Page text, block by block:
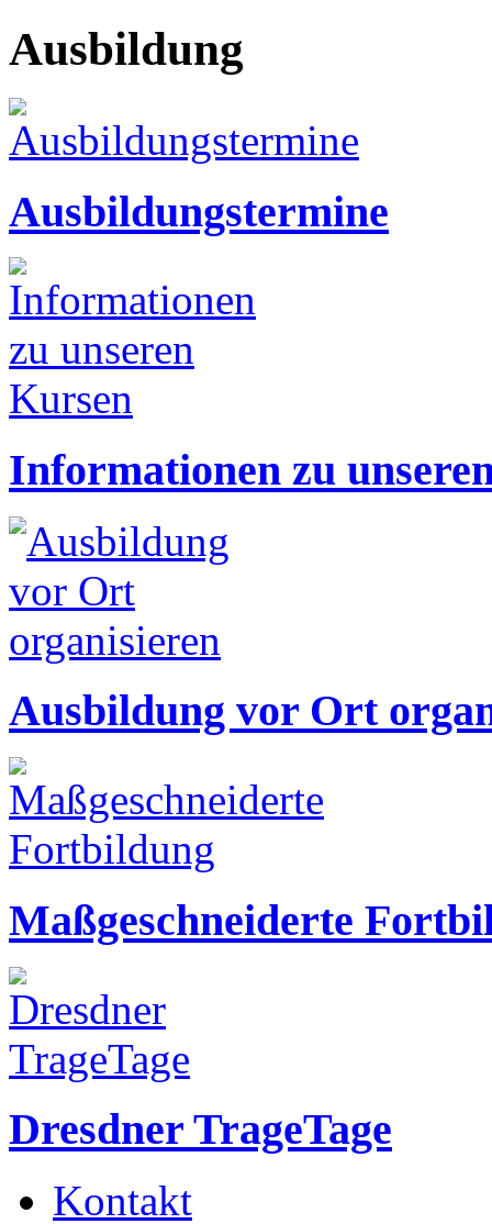
Ausbildung
Ausbildungstermine
Informationen zu
Ausbildung vor Ort
Maßgeschneiderte
Dresdner TrageTage
Kontakt